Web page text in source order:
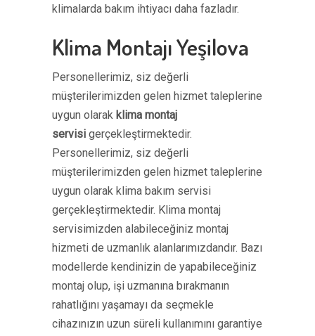
klimalarda bakım ihtiyacı daha fazladır.
Klima Montajı Yeşilova
Personellerimiz, siz değerli
müşterilerimizden gelen hizmet taleplerine
uygun olarak klima montaj
servisi gerçekleştirmektedir.
Personellerimiz, siz değerli
müşterilerimizden gelen hizmet taleplerine
uygun olarak klima bakım servisi
gerçekleştirmektedir. Klima montaj
servisimizden alabileceğiniz montaj
hizmeti de uzmanlık alanlarımızdandır. Bazı
modellerde kendinizin de yapabileceğiniz
montaj olup, işi uzmanına bırakmanın
rahatlığını yaşamayı da seçmekle
cihazınızın uzun süreli kullanımını garantiye